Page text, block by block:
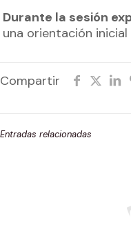
Durante la sesión
una orientación
Compartir
Entradas relacionadas